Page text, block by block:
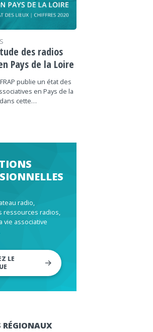
des radios
Pays de la Loire
publie un état des
en Pays de la
cette…
radio,
ressources radios,
vie associative
LE
RÉGIONAUX